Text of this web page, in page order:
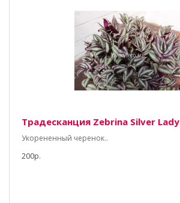
Традесканция Zebrina Silver Lady
Укорененный черенок..
200р.